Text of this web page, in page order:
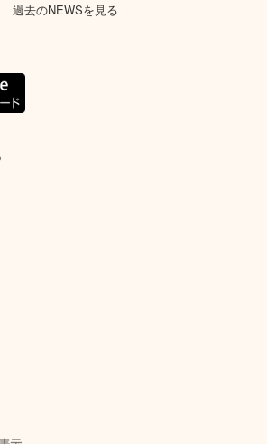
過去のNEWSを見る